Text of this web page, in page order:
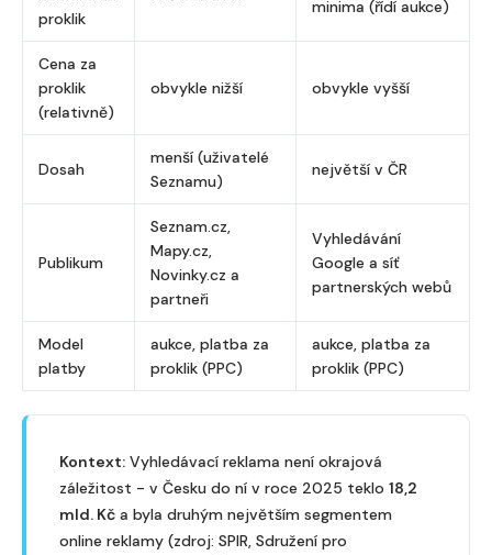
proklik
minima (řídí aukce)
Cena za
proklik
(relativně)
obvykle nižší obvykle vyšší
Dosah
menší (uživatelé
Seznamu)
největší v ČR
Publikum
Seznam.cz,
Mapy.cz,
Novinky.cz a
partneři
Vyhledávání
Google a síť
partnerských webů
Model
platby
aukce, platba za
proklik (PPC)
aukce, platba za
proklik (PPC)
Kontext: Vyhledávací reklama není okrajová
záležitost - v Česku do ní v roce 2025 teklo 18,2
mld. Kč a byla druhým největším segmentem
online reklamy (zdroj: SPIR, Sdružení pro